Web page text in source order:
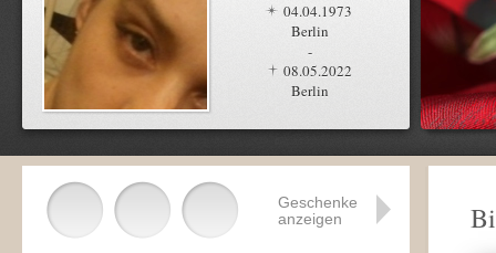
04.04.1973
Berlin
-
08.05.2022
Berlin
Geschenke
anzeigen